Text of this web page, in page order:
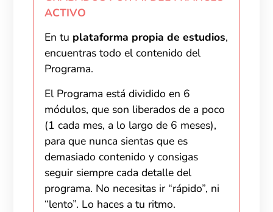
ACTIVO
En tu plataforma propia de estudios,
encuentras todo el contenido del
Programa.
El Programa está dividido en 6
módulos, que son liberados de a poco
(1 cada mes, a lo largo de 6 meses),
para que nunca sientas que es
demasiado contenido y consigas
seguir siempre cada detalle del
programa. No necesitas ir “rápido”, ni
“lento”. Lo haces a tu ritmo.